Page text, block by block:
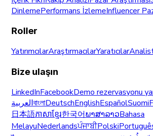
DinlemePerformans İzlemeInfluencer
Roller
YatırımcılarAraştırmacılarYaratıcılar
Bize ulaşın
LinkedInFacebookDemo rezervasyonu
العربيةবাংলাDeutschEnglishEspañolSuomi
日本語ភាសាខ្មែរ한국어ພາສາລາວBahasa
MelayuNederlandsਪੰਜਾਬੀPolski